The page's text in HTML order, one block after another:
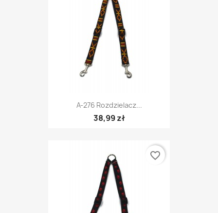
A-276 Rozdzielacz...
38,99 zł
favorite_border